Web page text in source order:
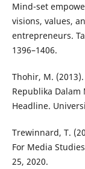
Mind-set
visions, values,
entrepreneurs.
1396–1406.
Thohir, M.
Republika
Headline.
Trewinnard, T.
For Media
25, 2020.